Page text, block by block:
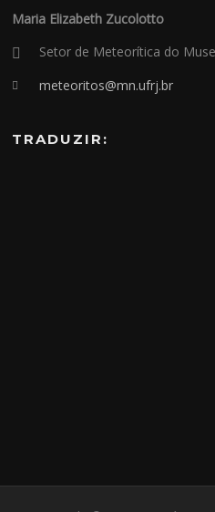
Maria Elizabeth Zucolotto
Setor de Meteorítica do
meteoritos@mn.ufrj.br
TRADUZIR: